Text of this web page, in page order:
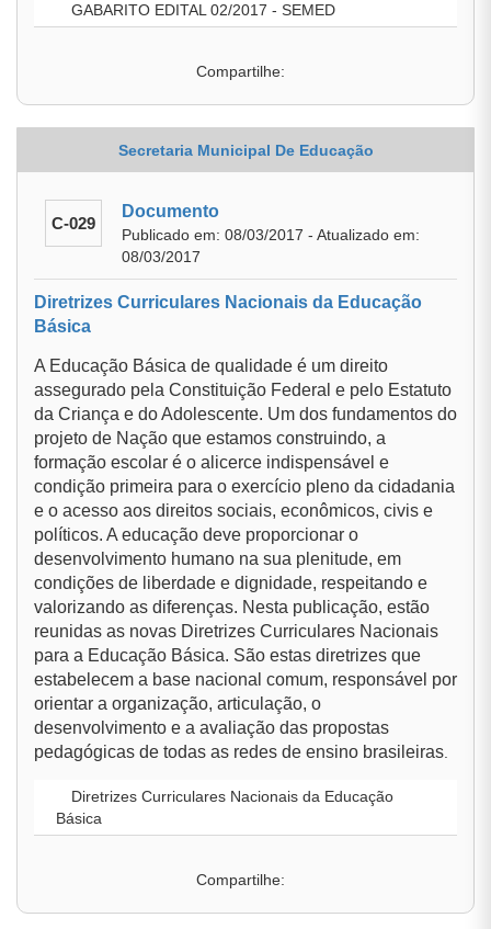
GABARITO EDITAL 02/2017 - SEMED
Compartilhe:
Secretaria Municipal De Educação
C-029
Documento
Publicado em: 08/03/2017 - Atualizado em:
08/03/2017
Diretrizes Curriculares Nacionais da Educação
Básica
A Educação Básica de qualidade é um direito
assegurado pela Constituição Federal e pelo Estatuto
da Criança e do Adolescente. Um dos fundamentos do
projeto de Nação que estamos construindo, a
formação escolar é o alicerce indispensável e
condição primeira para o exercício pleno da cidadania
e o acesso aos direitos sociais, econômicos, civis e
políticos. A educação deve proporcionar o
desenvolvimento humano na sua plenitude, em
condições de liberdade e dignidade, respeitando e
valorizando as diferenças. Nesta publicação, estão
reunidas as novas Diretrizes Curriculares Nacionais
para a Educação Básica. São estas diretrizes que
estabelecem a base nacional comum, responsável por
orientar a organização, articulação, o
desenvolvimento e a avaliação das propostas
pedagógicas de todas as redes de ensino brasileiras
Diretrizes Curriculares Nacionais da Educação
Básica
Compartilhe: